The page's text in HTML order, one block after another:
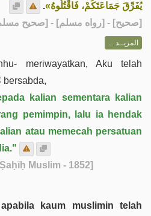
يُفَرِّقَ جَمَاعَتَكُمْ، فَاقْتُلُوهُ».
[صحيح] - [رواه مسلم] - [صحيح مسلم:
المزيــد ...
meriwayatkan, Aku telah
mendengar Rasulullah ﷺ bersabda,
kalian sementara kalian
pemimpin, lalu ia hendak
atau memecah persatuan
Muslim - 1852]